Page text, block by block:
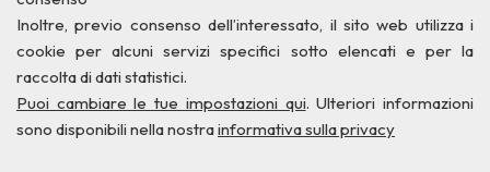
Inoltre, previo consenso dell’interessato, il sito web utilizza i
cookie per alcuni servizi specifici sotto elencati e per la
raccolta di dati statistici.
Puoi cambiare le tue impostazioni qui. Ulteriori informazioni
sono disponibili nella nostrainformativa sulla privacy